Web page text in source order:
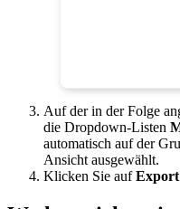
Auf der in der Folge
die Dropdown-Listen
automatisch auf der
Ansicht ausgewählt.
Klicken Sie aufExport